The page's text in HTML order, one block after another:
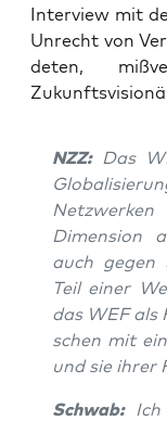
Inter­view mit
Unrecht von
de­ten,
NZZ:Das
Dimen­si­on
auch gegen
Teil einer
das WEF
schen mit
und sie ihrer
Schwab:Ich